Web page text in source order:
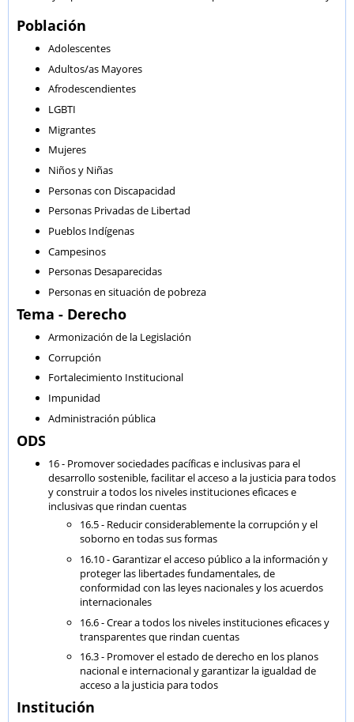
Población
Adolescentes
Adultos/as Mayores
Afrodescendientes
LGBTI
Migrantes
Mujeres
Niños y Niñas
Personas con Discapacidad
Personas Privadas de Libertad
Pueblos Indígenas
Campesinos
Personas Desaparecidas
Personas en situación de pobreza
Tema - Derecho
Armonización de la Legislación
Corrupción
Fortalecimiento Institucional
Impunidad
Administración pública
ODS
16 - Promover sociedades pacíficas e inclusivas para el
desarrollo sostenible, facilitar el acceso a la justicia para todos
y construir a todos los niveles instituciones eficaces e
inclusivas que rindan cuentas
16.5 - Reducir considerablemente la corrupción y el
soborno en todas sus formas
16.10 - Garantizar el acceso público a la información y
proteger las libertades fundamentales, de
conformidad con las leyes nacionales y los acuerdos
internacionales
16.6 - Crear a todos los niveles instituciones eficaces y
transparentes que rindan cuentas
16.3 - Promover el estado de derecho en los planos
nacional e internacional y garantizar la igualdad de
acceso a la justicia para todos
Institución